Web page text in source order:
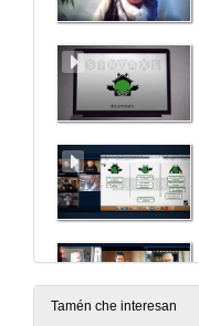
Tamén che interesan